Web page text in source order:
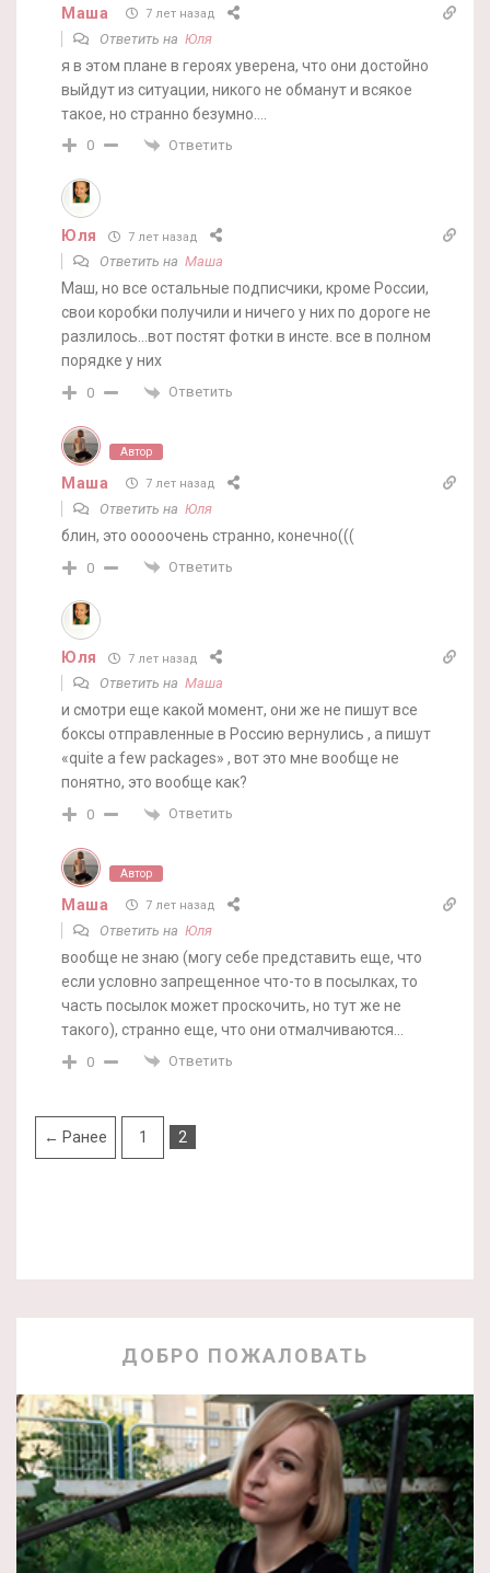
Маша 7 лет назад
Ответить на Юля
я в этом плане в героях уверена, что они достойно
выйдут из ситуации, никого не обманут и всякое
такое, но странно безумно….
0 Ответить
Юля 7 лет назад
Ответить на Маша
Маш, но все остальные подписчики, кроме России,
свои коробки получили и ничего у них по дороге не
разлилось…вот постят фотки в инсте. все в полном
порядке у них
0 Ответить
Автор
Маша 7 лет назад
Ответить на Юля
блин, это ооооочень странно, конечно(((
0 Ответить
Юля 7 лет назад
Ответить на Маша
и смотри еще какой момент, они же не пишут все
боксы отправленные в Россию вернулись , а пишут
«quite a few packages» , вот это мне вообще не
понятно, это вообще как?
0 Ответить
Автор
Маша 7 лет назад
Ответить на Юля
вообще не знаю (могу себе представить еще, что
если условно запрещенное что-то в посылках, то
часть посылок может проскочить, но тут же не
такого), странно еще, что они отмалчиваются…
0 Ответить
← Ранее 1 2
ДОБРО ПОЖАЛОВАТЬ